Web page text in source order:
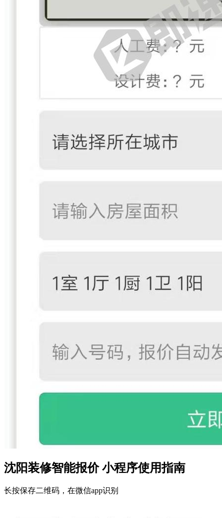
沈阳装修智能报价 小程序使用指南
长按保存二维码，在微信app识别